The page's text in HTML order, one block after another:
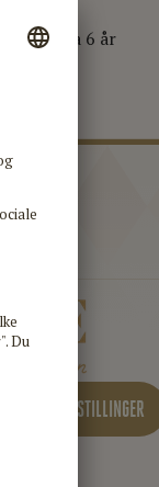
er fra 6 år
ALLE FORESTILLINGER